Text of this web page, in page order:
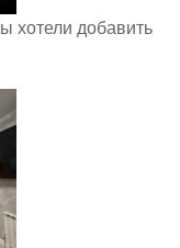
хотели добавить